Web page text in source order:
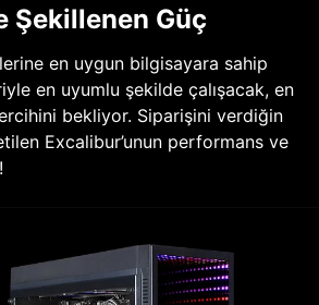
Şekillenen Güç
en uygun bilgisayara sahip
en uyumlu şekilde çalışacak, en
bekliyor. Siparişini verdiğin
Excalibur’unun performans ve